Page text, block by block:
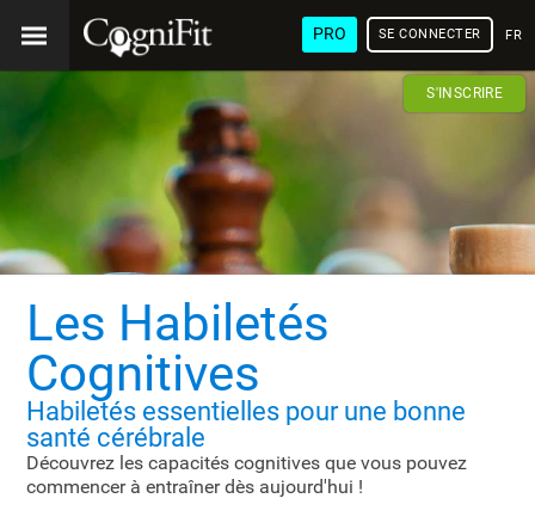
PRO SE CONNECTER
S'INSCRIRE
Les Habiletés
Cognitives
Habiletés essentielles pour une bonne
santé cérébrale
Découvrez les capacités cognitives que vous pouvez
commencer à entraîner dès aujourd'hui !